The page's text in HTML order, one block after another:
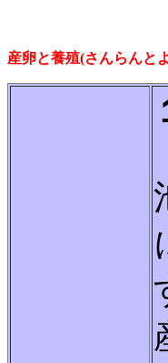
産卵と養殖(さんらんと